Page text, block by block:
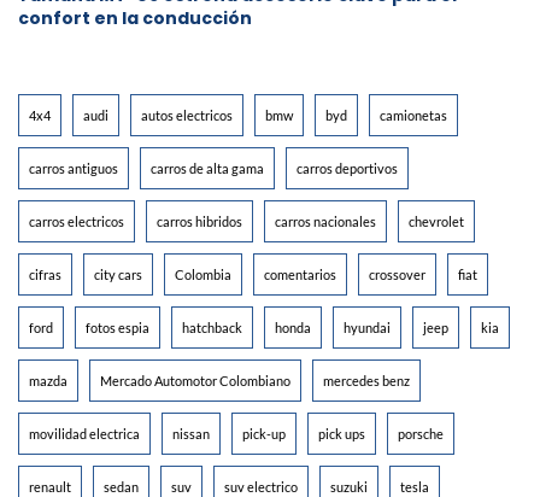
confort en la conducción
4x4 audi autos electricos bmw byd camionetas
carros antiguos carros de alta gama carros deportivos
carros electricos carros hibridos carros nacionales chevrolet
cifras city cars Colombia comentarios crossover fiat
ford fotos espia hatchback honda hyundai jeep kia
mazda Mercado Automotor Colombiano mercedes benz
movilidad electrica nissan pick-up pick ups porsche
renault sedan suv suv electrico suzuki tesla